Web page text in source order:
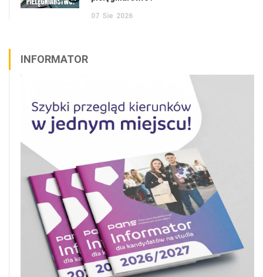
07 Sie 2026
INFORMATOR